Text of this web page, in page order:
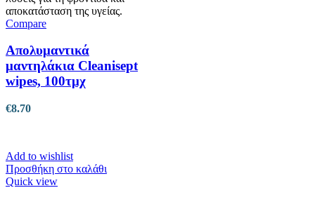
Compare
Απολυμαντικά
μαντηλάκια Cleanisept
wipes, 100τμχ
€8.70
Add to wishlist
Προσθήκη στο καλάθι
Quick view